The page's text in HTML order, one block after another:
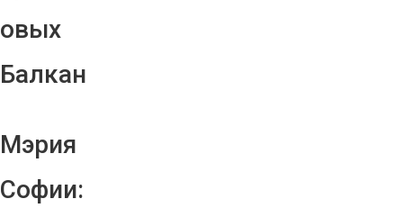
овых
Балкан
Мэрия
Софии: